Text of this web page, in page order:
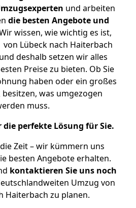
und arbeiten
die besten Angebote und
wissen, wie wichtig es ist,
Lübeck nach Haiterbach
deshalb setzen wir alles
Preise zu bieten. Ob Sie
haben oder ein großes
besitzen, was umgezogen
muss.
perfekte Lösung für Sie.
Zeit – wir kümmern uns
besten Angebote erhalten.
kontaktieren Sie uns noch
Umzug von
Haiterbach zu planen.